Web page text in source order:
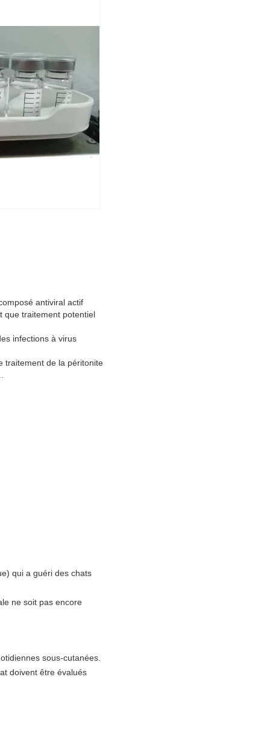
antiviral actif
que traitement potentiel
infections à virus
traitement de la péritonite
qui a guéri des chats
ne soit pas encore
sous-cutanées.
doivent être évalués